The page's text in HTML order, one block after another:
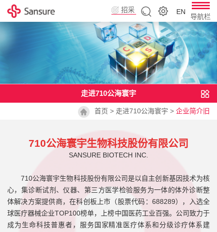
EN
招采
导航栏
走进710公海寰宇
首页 > 走进710公海寰宇 > 企业简介旧
710公海寰宇生物科技股份有限公司
SANSURE BIOTECH INC.
710公海寰宇生物科技股份有限公司是以自主创新基因技术为核
心，集诊断试剂、仪器、第三方医学检验服务为一体的体外诊断整
体解决方案提供商，在科创板上市（股票代码：688289），入选全
球医疗器械企业TOP100榜单，
上榜中国医药工业百强。公司致力于
成为生命科技普惠者，服务国家精准医疗体系和分级诊疗体系建